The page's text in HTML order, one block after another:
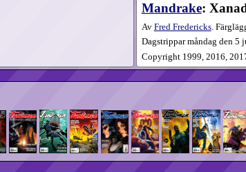
Mandrake:
Av Fred Fredericks.
Dagstrippar måndag den 5
Copyright 1999, 2016,